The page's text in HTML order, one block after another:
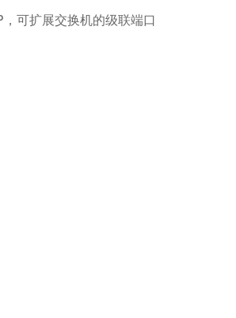
可扩展交换机的级联端口